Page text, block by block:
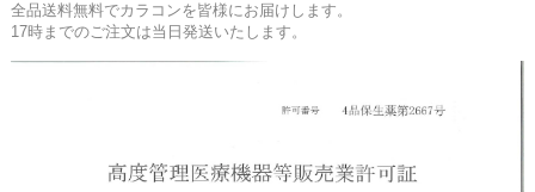
全品送料無料でカラコンを皆様にお届けします。
17時までのご注文は当日発送いたします。